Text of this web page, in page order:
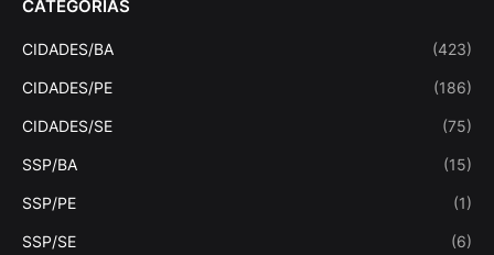
CATEGORIAS
CIDADES/BA (423)
CIDADES/PE (186)
CIDADES/SE (75)
SSP/BA (15)
SSP/PE (1)
SSP/SE (6)